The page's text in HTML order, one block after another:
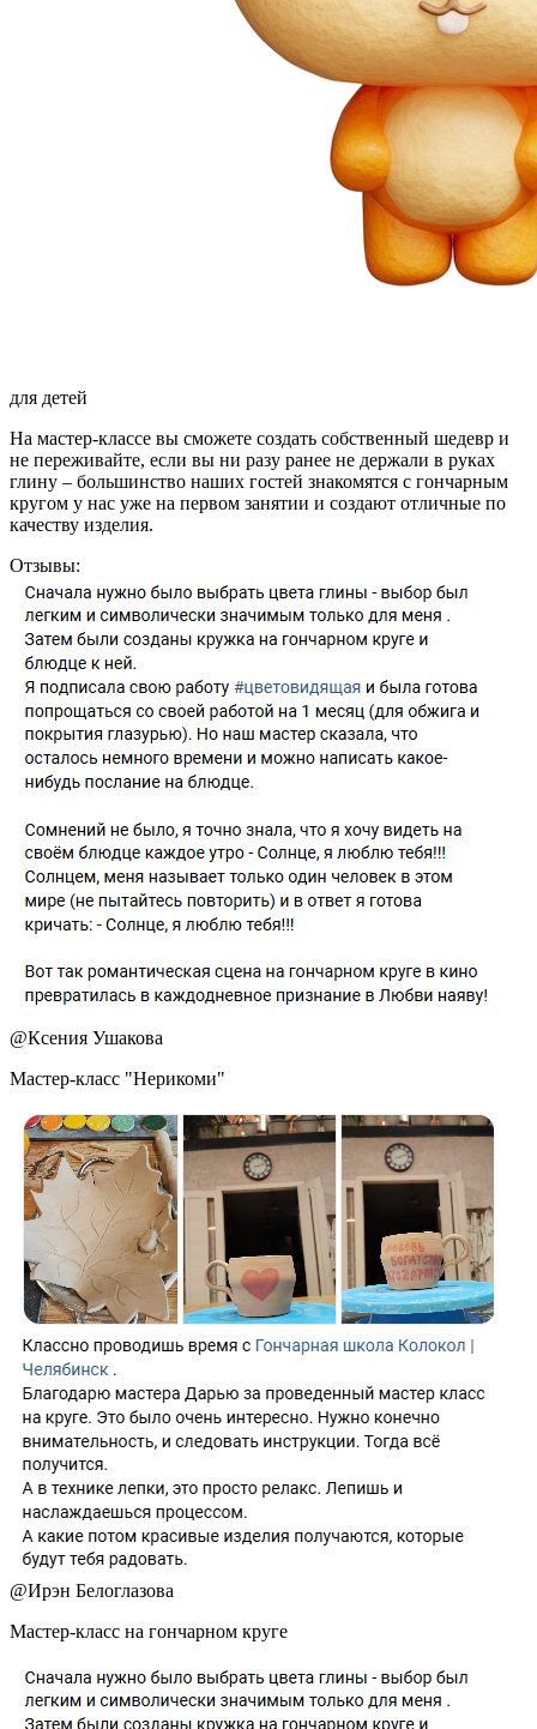
для детей
На мастер-классе вы сможете создать собственный шедевр и
не переживайте, если вы ни разу ранее не держали в руках
глину – большинство наших гостей знакомятся с гончарным
кругом у нас уже на первом занятии и создают отличные по
качеству изделия.
Отзывы:
@Ксения Ушакова
Мастер-класс "Нерикоми"
@Ирэн Белоглазова
Мастер-класс на гончарном круге